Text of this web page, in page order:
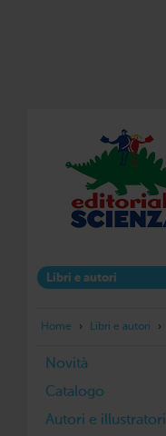
Libri e autori
Home › Libri e autori ›
Novità
Catalogo
Autori e illustratori